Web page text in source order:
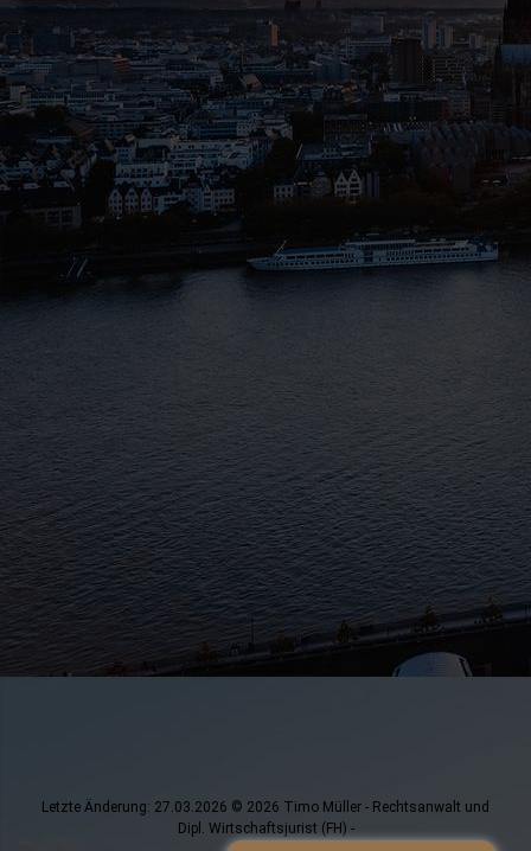
Letzte Änderung: 27.03.2026 © 2026 Timo Müller - Rechtsanwalt und
Dipl. Wirtschaftsjurist (FH) -